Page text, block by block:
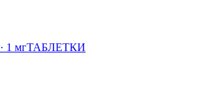
· 1 мгТАБЛЕТКИ